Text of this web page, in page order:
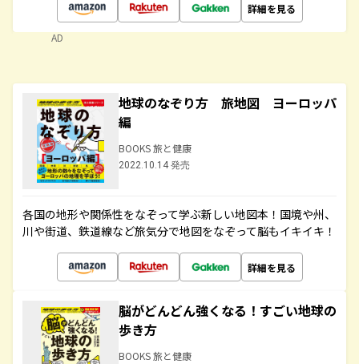
詳細を見る
AD
地球のなぞり方 旅地図 ヨーロッパ
編
BOOKS 旅と健康
2022.10.14 発売
各国の地形や関係性をなぞって学ぶ新しい地図本！国境や州、
川や街道、鉄道線など旅気分で地図をなぞって脳もイキイキ！
詳細を見る
脳がどんどん強くなる！すごい地球の
歩き方
BOOKS 旅と健康